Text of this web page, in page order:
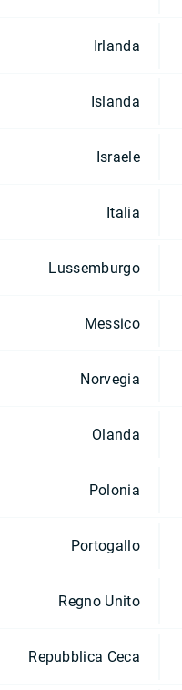
Irlanda
Islanda
Israele
Italia
Lussemburgo
Messico
Norvegia
Olanda
Polonia
Portogallo
Regno Unito
Repubblica Ceca